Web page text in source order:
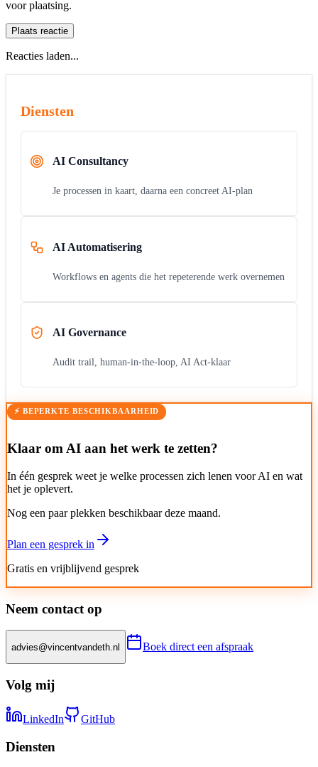
voor plaatsing.
Plaats reactie
Reacties laden...
Diensten
AI Consultancy
Je processen in kaart, daarna een concreet AI-plan
AI Automatisering
Workflows en agents die het repeterende werk overnemen
AI Governance
Audit trail, human-in-the-loop, AI Act-klaar
⚡ BEPERKTE BESCHIKBAARHEID
Klaar om AI aan het werk te zetten?
In één gesprek weet je welke processen zich lenen voor AI en wat
het je oplevert.
Nog een paar plekken beschikbaar deze maand.
Plan een gesprek in
Gratis en vrijblijvend gesprek
Neem contact op
advies@vincentvandeth.nl Boek direct een afspraak
Volg mij
LinkedIn GitHub
Diensten